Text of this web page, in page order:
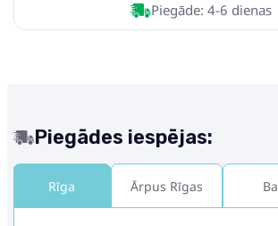
Piegāde: 4-6 dienas
Piegādes iespējas:
Rīga Ārpus Rīgas